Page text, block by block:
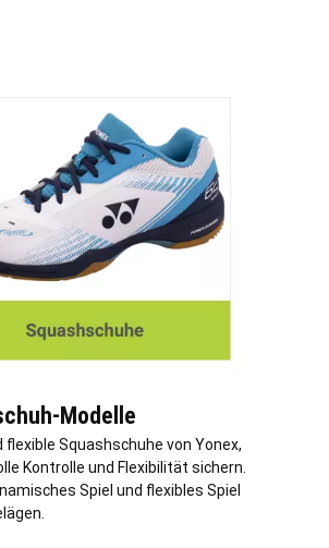
Modelle
flexible Squashschuhe von Yonex,
Kontrolle und Flexibilität sichern.
Spiel und flexibles Spiel